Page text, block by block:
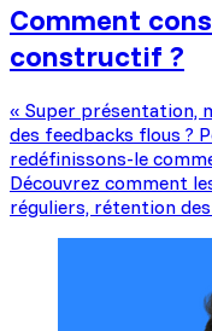
Comment
constructif ?
« Super présentation,
des feedbacks flous ?
redéfinissons-le
Découvrez comment
réguliers, rétention